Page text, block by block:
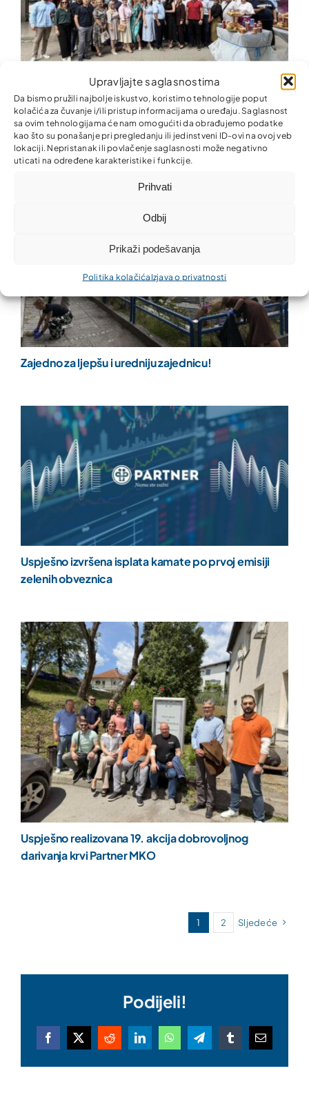
Upravljajte saglasnostima
Da bismo pružili najbolje iskustvo, koristimo tehnologije poput
kolačića za čuvanje i/ili pristup informacijama o uređaju. Saglasnost
sa ovim tehnologijama će nam omogućiti da obrađujemo podatke
kao što su ponašanje pri pregledanju ili jedinstveni ID-ovi na ovoj veb
lokaciji. Nepristanak ili povlačenje saglasnosti može negativno
uticati na određene karakteristike i funkcije.
Prihvati
Odbij
Prikaži podešavanja
Politika kolačića Izjava o privatnosti
Partner MKO otvorio novu poslovnicu u Tuzli
Zajedno za ljepšu i uredniju zajednicu!
Uspješno izvršena isplata kamate po prvoj emisiji
zelenih obveznica
Uspješno realizovana 19. akcija dobrovoljnog
darivanja krvi Partner MKO
1 2 Sljedeće
Podijeli!
Facebook
X RedditLinkedInWhatsAppTelegramTumblrEmail